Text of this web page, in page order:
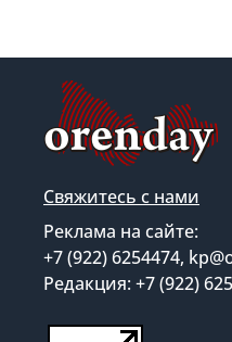
Свяжитесь с нами
Реклама на сайте:
+7 (922) 6254474,
Редакция: +7 (922)